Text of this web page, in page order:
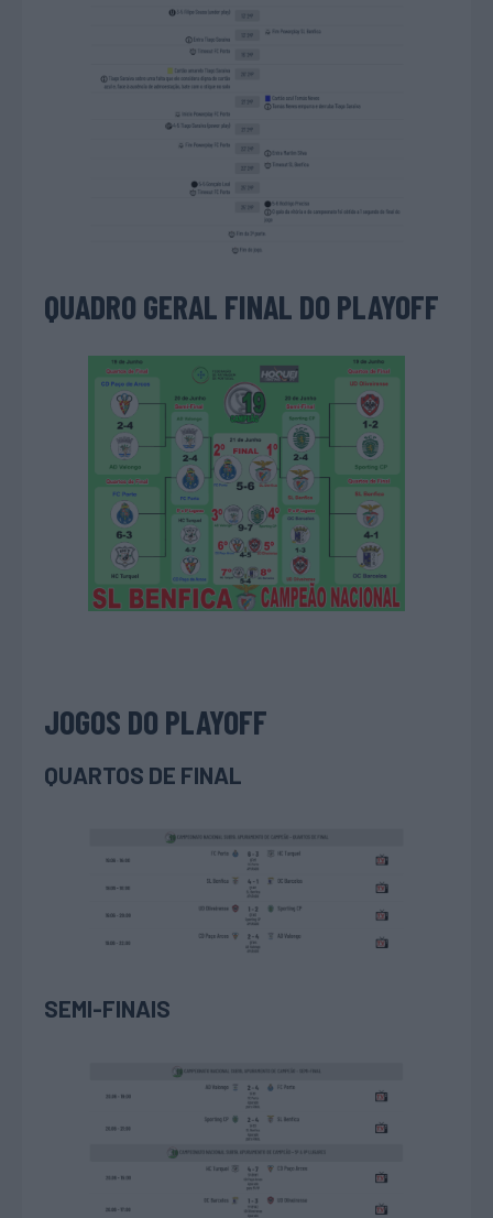
QUADRO GERAL FINAL DO PLAYOFF
JOGOS DO PLAYOFF
QUARTOS DE FINAL
SEMI-FINAIS